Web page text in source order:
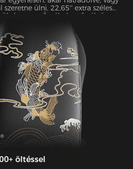
ülni, 22,65'' extra széles
hogy az Ön által preferált összes
öltéssel